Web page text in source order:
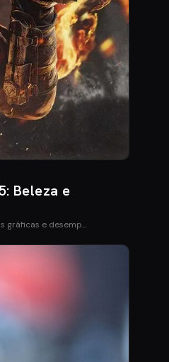
Beleza e
gráficas e desemp…